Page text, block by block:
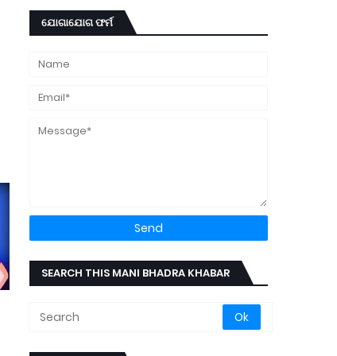
ଯୋଗାଯୋଗ ଫର୍ମ
SEARCH THIS MANI BHADRA KHABAR